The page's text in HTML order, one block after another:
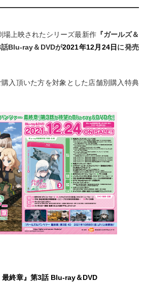
上映されたシリーズ最新作『ガールズ＆
Blu-ray＆DVDが2021年12月24日 に発売
入頂いた方を対象とした店舗別購入特典
最終章』第3話 Blu-ray＆DVD